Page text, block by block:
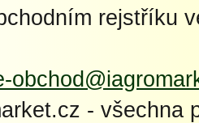
rejstříku
- všechna